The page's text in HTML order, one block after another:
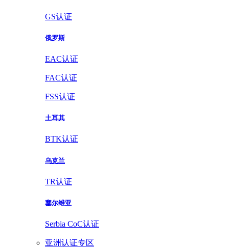
GS认证
俄罗斯
EAC认证
FAC认证
FSS认证
土耳其
BTK认证
乌克兰
TR认证
塞尔维亚
Serbia CoC认证
亚洲认证专区